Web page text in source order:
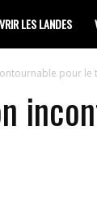
LES LANDES
pour le